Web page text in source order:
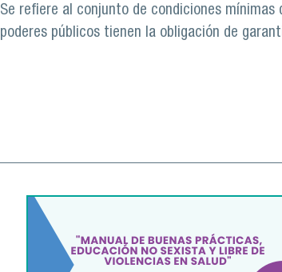
Se refiere al conjunto de condiciones
poderes públicos tienen la obligación de